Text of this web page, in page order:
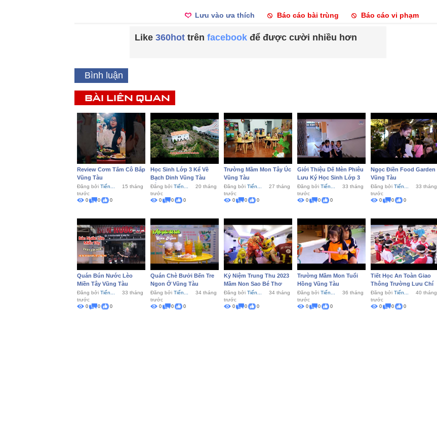
Lưu vào ưa thích Báo cáo bài trùng Báo cáo vi phạm
Like 360hottrên facebookđể được cười nhiều hơn
Bình luận
BÀI LIÊN QUAN
Review Cơm Tấm Cô Bắp
Vũng Tàu
Đăng bởi Tiến...
15 tháng
trước
0 0 0
Học Sinh Lớp 3 Kể Về
Bạch Dinh Vũng Tàu
Bằng...
Đăng bởi Tiến...
20 tháng
trước
0 0 0
Trường Mầm Mon Tây Úc
Vũng Tàu
Đăng bởi Tiến...
27 tháng
trước
0 0 0
Giới Thiệu Dế Mèn Phiêu
Lưu Ký Học Sinh Lớp 3
Đăng bởi Tiến...
33 tháng
trước
0 0 0
Ngọc Điền Food Garden
Vũng Tàu
Đăng bởi Tiến...
33 tháng
trước
0 0 0
Quán Bún Nước Lèo
Miền Tây Vũng Tàu
Đăng bởi Tiến...
33 tháng
trước
0 0 0
Quán Chè Bưởi Bến Tre
Ngon Ở Vũng Tàu
Đăng bởi Tiến...
34 tháng
trước
0 0 0
Kỷ Niệm Trung Thu 2023
Mầm Non Sao Bé Thơ
Đăng bởi Tiến...
34 tháng
trước
0 0 0
Trường Mầm Mon Tuổi
Hồng Vũng Tàu
Đăng bởi Tiến...
36 tháng
trước
0 0 0
Tiết Học An Toàn Giao
Thông Trường Lưu Chí
Hiếu
Đăng bởi Tiến...
40 tháng
trước
0 0 0